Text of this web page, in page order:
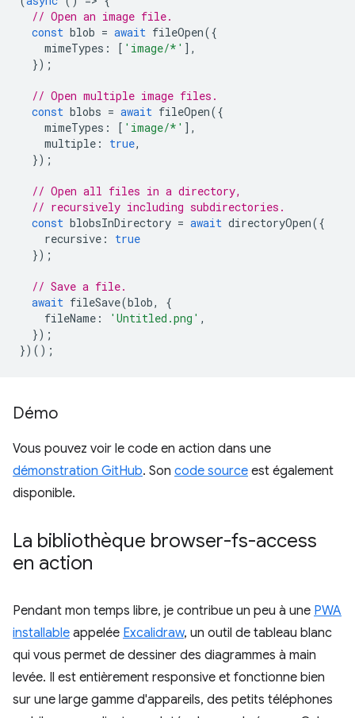
// Open an image file.
const blob = await fileOpen({
mimeTypes : [ 'image/*' ],
});
// Open multiple image files.
const blobs = await fileOpen({
mimeTypes : [ 'image/*' ],
multiple : true,
});
// Open all files in a directory,
// recursively including subdirectories.
const blobsInDirectory = await directoryOpen({
recursive :
true
});
// Save a file.
await fileSave(blob,
{
fileName : 'Untitled.png' ,
});
})();
Démo
Vous pouvez voir le code en action dans une
démonstration GitHub. Son code source est également
disponible.
La bibliothèque browser-fs-access
en action
Pendant mon temps libre, je contribue un peu à une PWA
installable appelée Excalidraw, un outil de tableau blanc
qui vous permet de dessiner des diagrammes à main
levée. Il est entièrement responsive et fonctionne bien
sur une large gamme d'appareils, des petits téléphones